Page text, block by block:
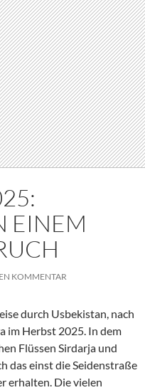
EINEM
KOMMENTAR
durch Usbekistan, nach
im Herbst 2025. In dem
Flüssen Sirdarja und
das einst die Seidenstraße
erhalten. Die vielen